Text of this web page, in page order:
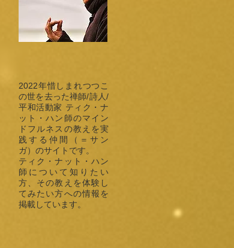
2022年惜しまれつつこ
の世を去った禅師/詩人/
平和活動家 ティク・ナ
ット・ハン師のマイン
ドフルネスの教えを実
践する仲間（＝サン
ガ）のサイトです。
ティク・ナット・ハン
師について知りたい
方、その教えを体験し
てみたい方への情報を
掲載しています。